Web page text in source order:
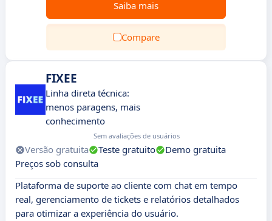
Saiba mais
Compare
FIXEE
Linha direta técnica:
menos paragens, mais
conhecimento
Sem avaliações de usuários
Versão gratuita Teste gratuito
Demo gratuita
Preços sob consulta
Plataforma de suporte ao cliente com chat em tempo
real, gerenciamento de tickets e relatórios detalhados
para otimizar a experiência do usuário.